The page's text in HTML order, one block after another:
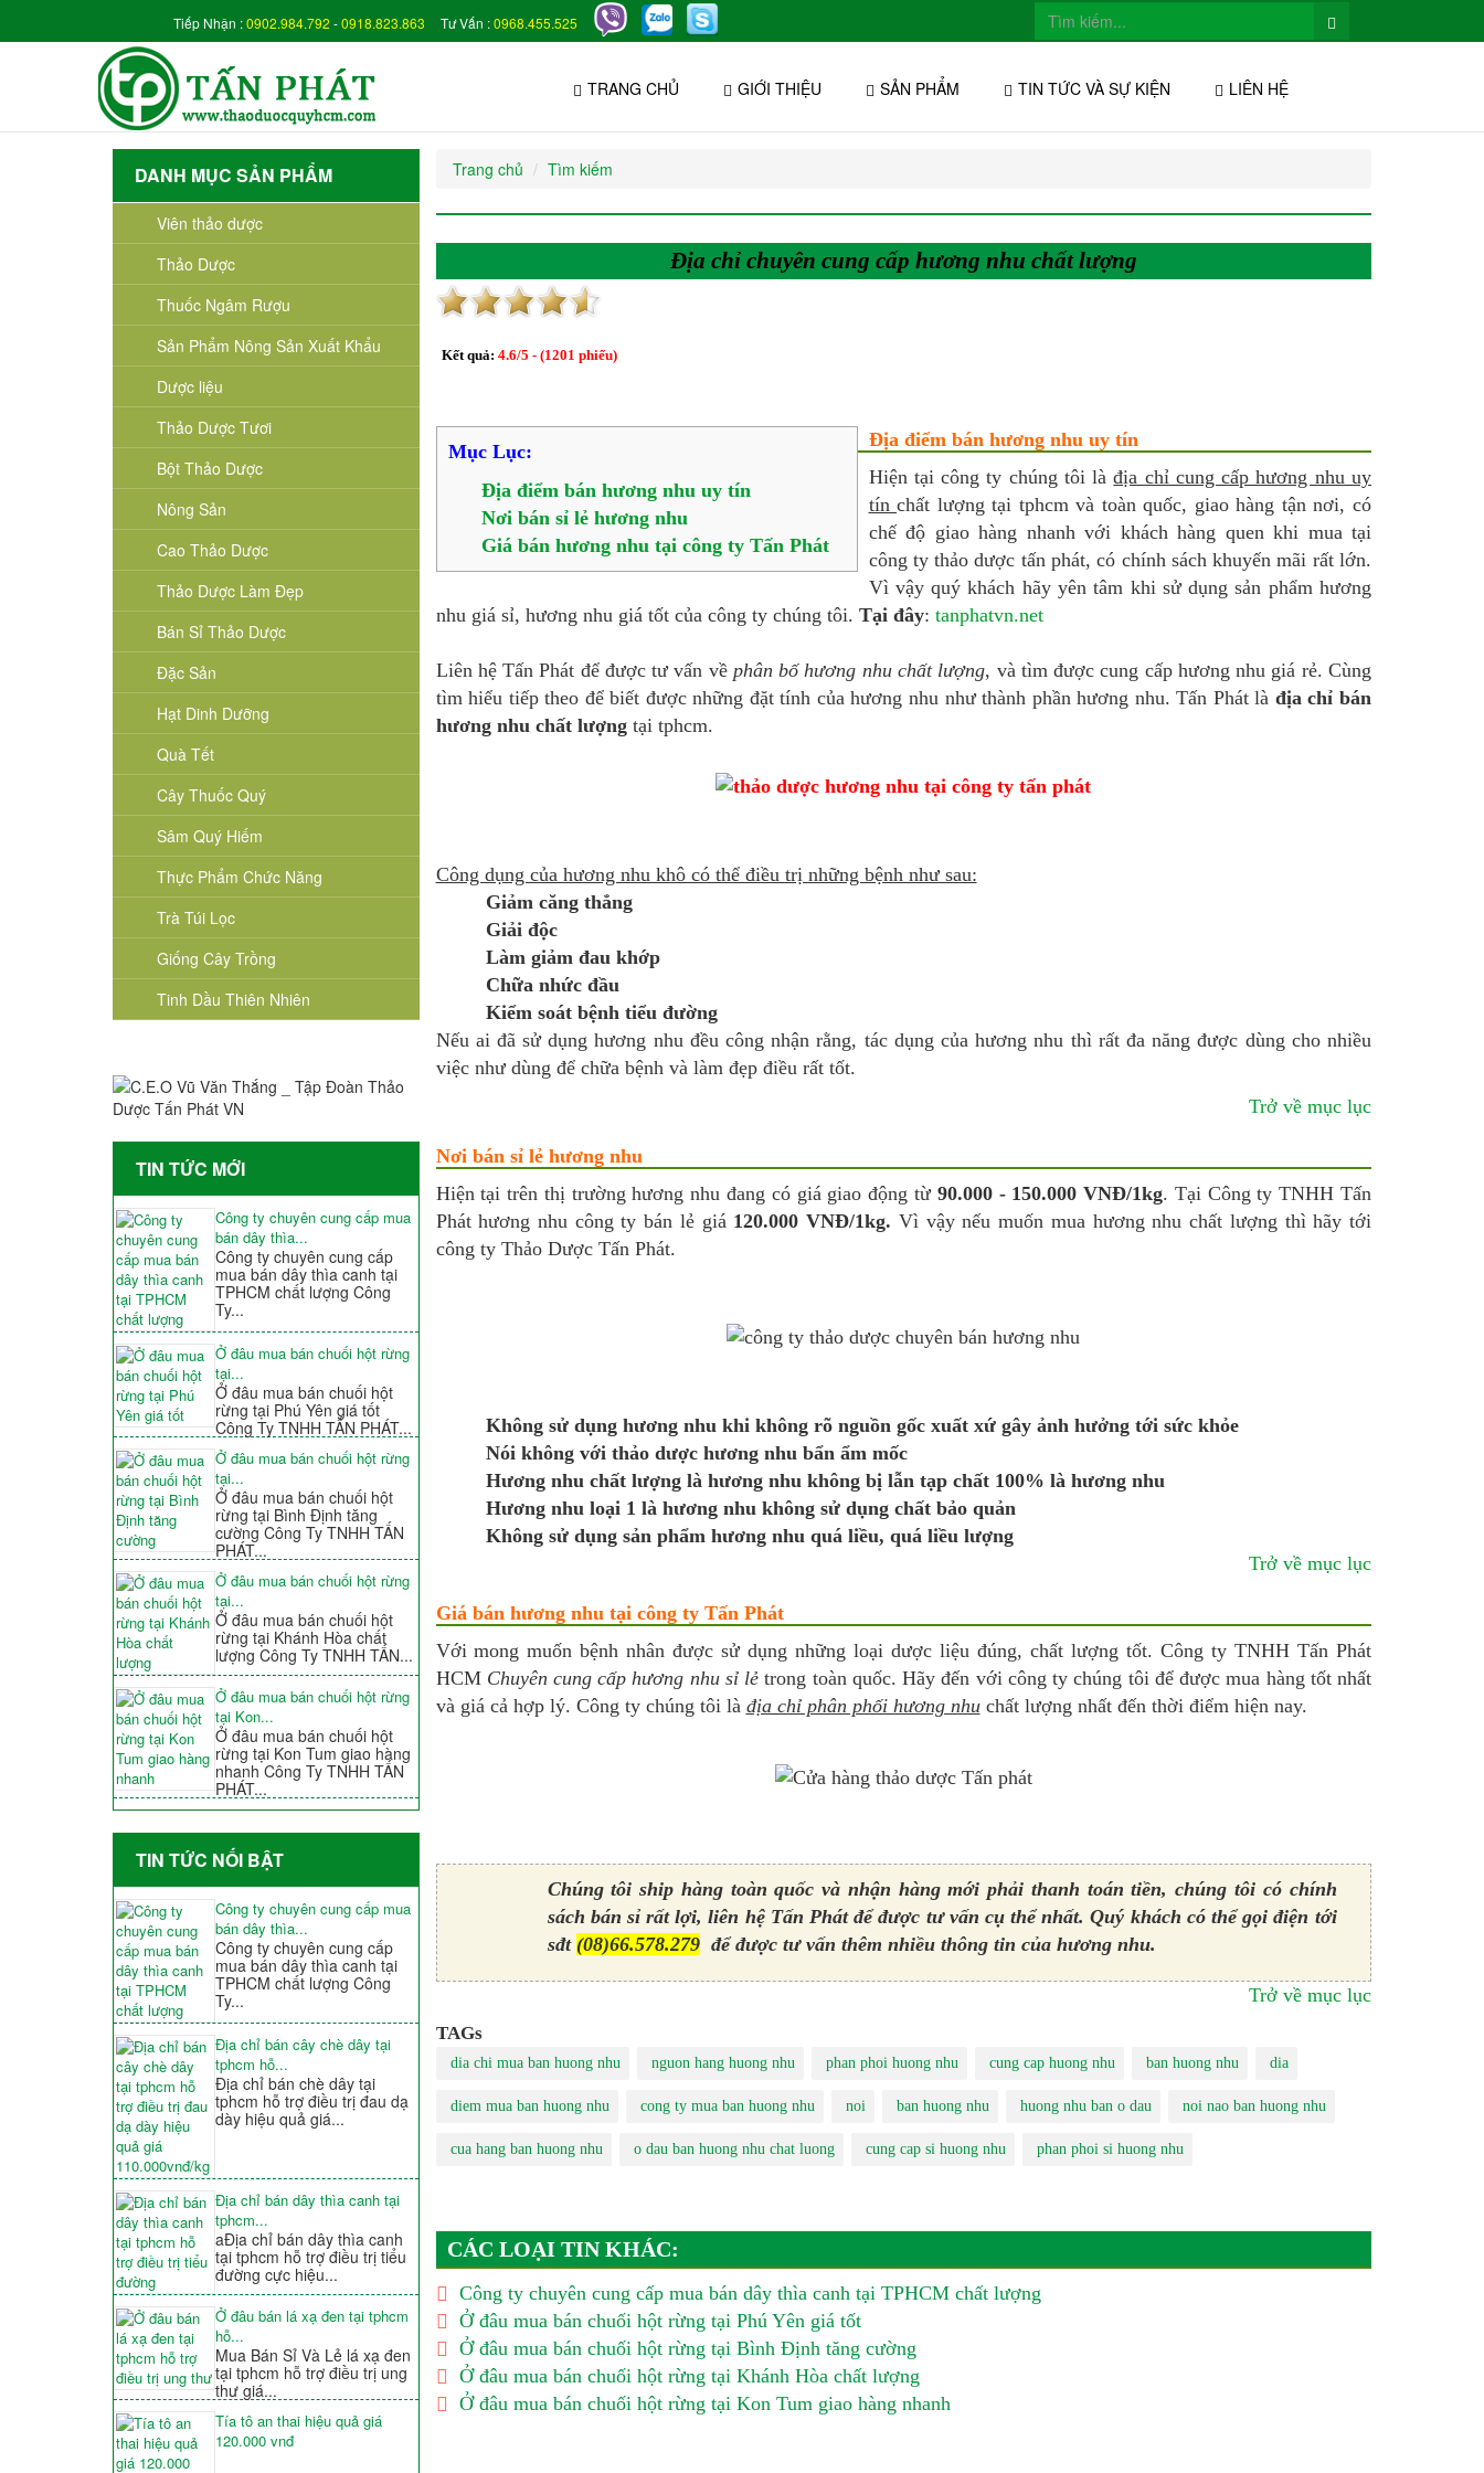
Tiếp Nhận :0902.984.792 -0918.823.863 Tư Vấn :0968.455.525
TRANG CHỦ GIỚI THIỆU SẢN PHẨM TIN TỨC VÀ SỰ KIỆN LIÊN HỆ
DANH MỤC SẢN PHẨM
Viên thảo dược
Thảo Dược
Thuốc Ngâm Rượu
Sản Phẩm Nông Sản Xuất Khẩu
Dược liệu
Thảo Dược Tươi
Bột Thảo Dược
Nông Sản
Cao Thảo Dược
Thảo Dược Làm Đẹp
Bán Sỉ Thảo Dược
Đặc Sản
Hạt Dinh Dưỡng
Quà Tết
Cây Thuốc Quý
Sâm Quý Hiếm
Thực Phẩm Chức Năng
Trà Túi Lọc
Giống Cây Trồng
Tinh Dầu Thiên Nhiên
TIN TỨC MỚI
Công ty chuyên cung cấp mua
bán dây thìa...
Công ty chuyên cung cấp
mua bán dây thìa canh tại
TPHCM chất lượng Công
Ty...
Ở đâu mua bán chuối hột rừng
tại...
Ở đâu mua bán chuối hột
rừng tại Phú Yên giá tốt
Công Ty TNHH TẤN PHÁT...
Ở đâu mua bán chuối hột rừng
tại...
Ở đâu mua bán chuối hột
rừng tại Bình Định tăng
cường Công Ty TNHH TẤN
PHÁT...
Ở đâu mua bán chuối hột rừng
tại...
Ở đâu mua bán chuối hột
rừng tại Khánh Hòa chất
lượng Công Ty TNHH TẤN...
Ở đâu mua bán chuối hột rừng
tại Kon...
Ở đâu mua bán chuối hột
rừng tại Kon Tum giao hàng
nhanh Công Ty TNHH TẤN
PHÁT...
TIN TỨC NỐI BẬT
Công ty chuyên cung cấp mua
bán dây thìa...
Công ty chuyên cung cấp
mua bán dây thìa canh tại
TPHCM chất lượng Công
Ty...
Địa chỉ bán cây chè dây tại
tphcm hỗ...
Địa chỉ bán chè dây tại
tphcm hỗ trợ điều trị đau dạ
dày hiệu quả giá...
Địa chỉ bán dây thìa canh tại
tphcm...
aĐịa chỉ bán dây thìa canh
tại tphcm hỗ trợ điều trị tiểu
đường cực hiệu...
Ở đâu bán lá xạ đen tại tphcm
hỗ...
Mua Bán Sỉ Và Lẻ lá xạ đen
tại tphcm hỗ trợ điều trị ung
thư giá...
Tía tô an thai hiệu quả giá
120.000 vnđ
Trang chủ Tìm kiếm
Địa chỉ chuyên cung cấp hương nhu chất lượng
Kết quả: 4.6/5 - (1201 phiếu)
Mục Lục:
Địa điểm bán hương nhu uy tín
Nơi bán sỉ lẻ hương nhu
Giá bán hương nhu tại công ty Tấn Phát
Địa điểm bán hương nhu uy tín
Hiện tại công ty chúng tôi làđịa chỉ cung cấp hương nhu uy
tínchất lượng tại tphcm và toàn quốc, giao hàng tận nơi, có
chế độ giao hàng nhanh với khách hàng quen khi mua tại
công ty thảo dược tấn phát, có chính sách khuyến mãi rất lớn.
Vì vậy quý khách hãy yên tâm khi sử dụng sản phẩm hương
nhu giá sỉ, hương nhu giá tốt của công ty chúng tôi. Tại đây: tanphatvn.net
Liên hệ Tấn Phát để được tư vấn về phân bố hương nhu chất lượng, và tìm được cung cấp hương nhu giá rẻ. Cùng
tìm hiểu tiếp theo để biết được những đặt tính của hương nhu như thành phần hương nhu. Tấn Phát là địa chỉ bán
hương nhu chất lượngtại tphcm.
Công dụng của hương nhu khô có thể điều trị những bệnh như sau:
Giảm căng thẳng
Giải độc
Làm giảm đau khớp
Chữa nhức đầu
Kiểm soát bệnh tiểu đường
Nếu ai đã sử dụng hương nhu đều công nhận rằng, tác dụng của hương nhu thì rất đa năng được dùng cho nhiều
việc như dùng để chữa bệnh và làm đẹp điều rất tốt.
Trở về mục lục
Nơi bán sỉ lẻ hương nhu
Hiện tại trên thị trường hương nhu đang có giá giao động từ 90.000 - 150.000 VNĐ/1kg. Tại Công ty TNHH Tấn
Phát hương nhu công ty bán lẻ giá 120.000 VNĐ/1kg. Vì vậy nếu muốn mua hương nhu chất lượng thì hãy tới
công ty Thảo Dược Tấn Phát.
Không sử dụng hương nhu khi không rõ nguồn gốc xuất xứ gây ảnh hưởng tới sức khỏe
Nói không với thảo dược hương nhu bẩn ẩm mốc
Hương nhu chất lượng là hương nhu không bị lẫn tạp chất 100% là hương nhu
Hương nhu loại 1 là hương nhu không sử dụng chất bảo quản
Không sử dụng sản phẩm hương nhu quá liều, quá liều lượng
Trở về mục lục
Giá bán hương nhu tại công ty Tấn Phát
Với mong muốn bệnh nhân được sử dụng những loại dược liệu đúng, chất lượng tốt. Công ty TNHH Tấn Phát
HCM Chuyên cung cấp hương nhu sỉ lẻtrong toàn quốc. Hãy đến với công ty chúng tôi để được mua hàng tốt nhất
và giá cả hợp lý. Công ty chúng tôi là địa chỉ phân phối hương nhuchất lượng nhất đến thời điểm hiện nay.
Chúng tôi ship hàng toàn quốc và nhận hàng mới phải thanh toán tiền, chúng tôi có chính
sách bán sỉ rất lợi, liên hệ Tấn Phát để được tư vấn cụ thể nhất. Quý khách có thể gọi điện tới
sđt (08)66.578.279 để được tư vấn thêm nhiều thông tin của hương nhu.
Trở về mục lục
TAGs
dia chi mua ban huong nhu nguon hang huong nhu phan phoi huong nhu cung cap huong nhu ban huong nhu dia
diem mua ban huong nhu cong ty mua ban huong nhu noi ban huong nhu huong nhu ban o dau noi nao ban huong nhu
cua hang ban huong nhu o dau ban huong nhu chat luong cung cap si huong nhu phan phoi si huong nhu
CÁC LOẠI TIN KHÁC:
Công ty chuyên cung cấp mua bán dây thìa canh tại TPHCM chất lượng
Ở đâu mua bán chuối hột rừng tại Phú Yên giá tốt
Ở đâu mua bán chuối hột rừng tại Bình Định tăng cường
Ở đâu mua bán chuối hột rừng tại Khánh Hòa chất lượng
Ở đâu mua bán chuối hột rừng tại Kon Tum giao hàng nhanh